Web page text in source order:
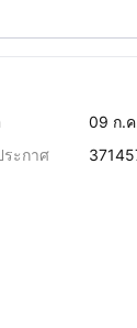
09 ก.
ระกาศ